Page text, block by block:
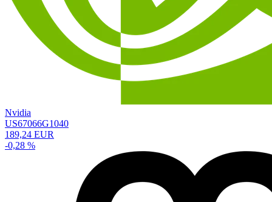
Nvidia
US67066G1040
189,24 EUR
-0,28 %